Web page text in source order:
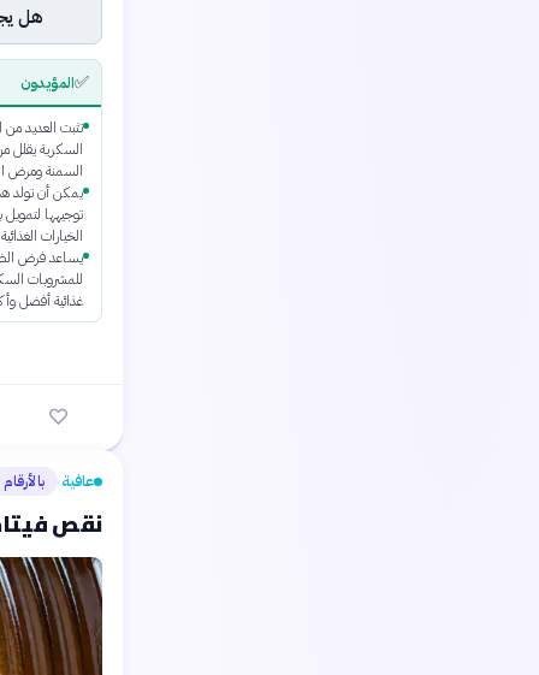
هل
✅المؤيدون
تثبت العديد
السكرية يقلل
السمنة ومرض
يمكن أن تولد
توجيهها لتمويل
الخيارات
يساعد فرض
للمشروبات
غذائية أفضل
عافية› بالأرقام
نقص